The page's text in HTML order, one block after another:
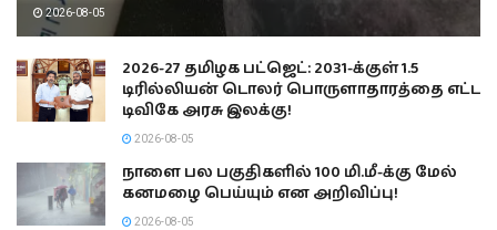
2026-08-05
2026-27 தமிழக பட்ஜெட்: 2031-க்குள் 1.5
டிரில்லியன் டொலர் பொருளாதாரத்தை எட்ட
டிவிகே அரசு இலக்கு!
2026-08-05
நாளை பல பகுதிகளில் 100 மி.மீ-க்கு மேல்
கனமழை பெய்யும் என அறிவிப்பு!
2026-08-05